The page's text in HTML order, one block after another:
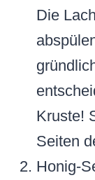
Die
Kruste!
Seiten
Honig-